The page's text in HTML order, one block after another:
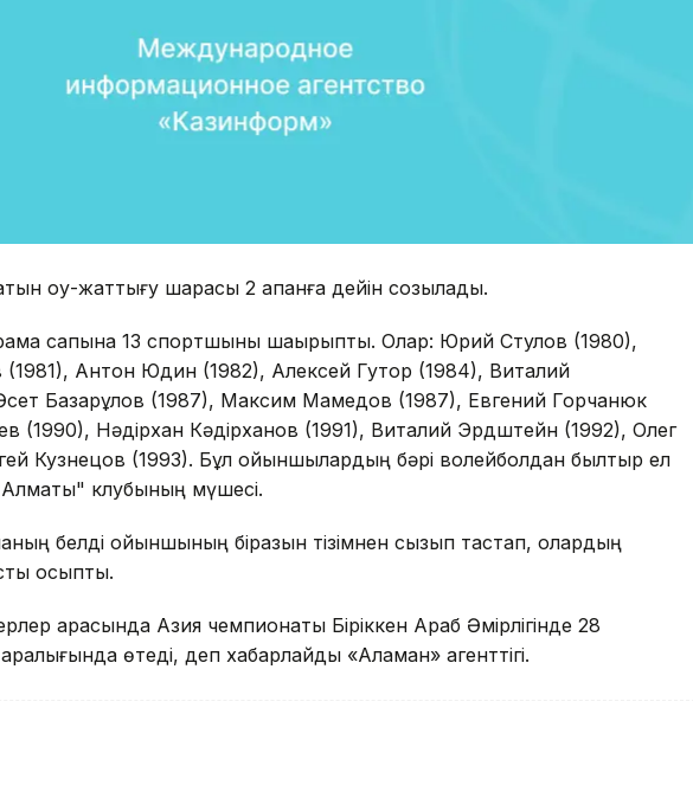
оқу-жаттығу шарасы 2 ақпанға дейiн созылады.
сапына 13 спортшыны шақырыпты. Олар: Юрий Стулов (1980),
Антон Юдин (1982), Алексей Гутор (1984), Виталий
Базарқұлов (1987), Максим Мамедов (1987), Евгений Горчанюк
(1990), Нәдiрхан Кәдiрханов (1991), Виталий Эрдштейн (1992), Олег
Кузнецов (1993). Бұл ойыншылардың бәрi волейболдан былтыр ел
клубының мүшесi.
белдi ойыншының бiразын тiзiмнен сызып тастап, олардың
қосыпты.
арасында Азия чемпионаты Бiрiккен Араб Әмiрлiгiнде 28
аралығында өтедi, деп хабарлайды «Аламан» агенттігі.